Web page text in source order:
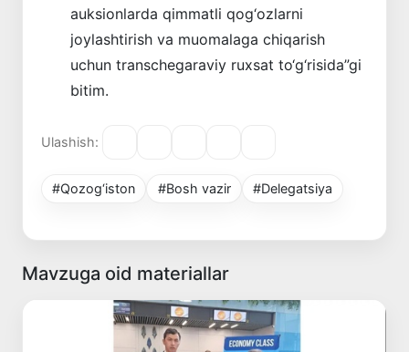
auksionlarda qimmatli qog‘ozlarni
joylashtirish va muomalaga chiqarish
uchun transchegaraviy ruxsat to‘g‘risida”gi
bitim.
Ulashish:
#Qozog‘iston #Bosh vazir #Delegatsiya
Mavzuga oid materiallar